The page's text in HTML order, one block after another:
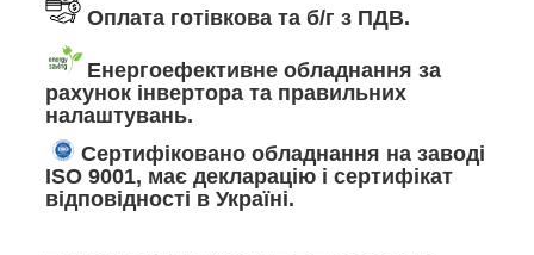
Оплата готівкова та б/г з ПДВ.
Енергоефективне обладнання за
рахунок інвертора та правильних
налаштувань.
Сертифіковано обладнання на заводі
ISO 9001, має декларацію і сертифікат
відповідності в Україні.